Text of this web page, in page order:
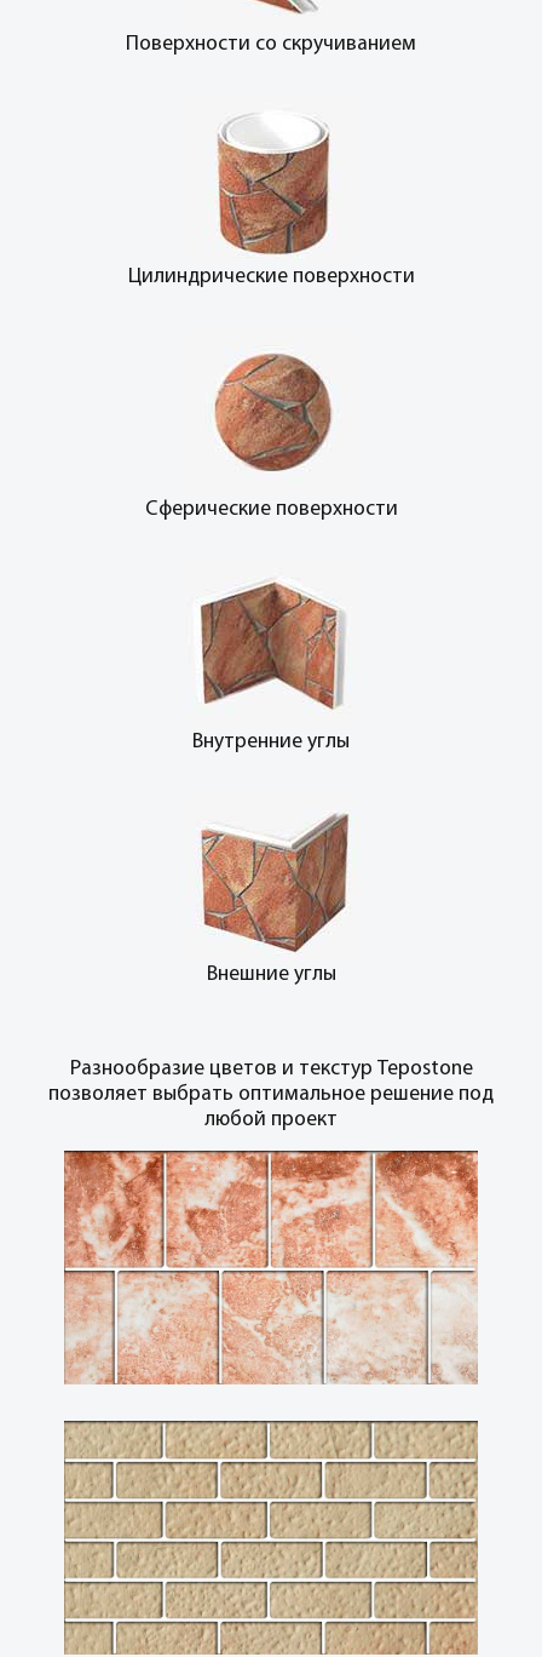
Поверхности со скручиванием
Цилиндрические поверхности
Сферические поверхности
Внутренние углы
Внешние углы
Разнообразие цветов и текстур Tepostone
позволяет выбрать оптимальное решение под
любой проект